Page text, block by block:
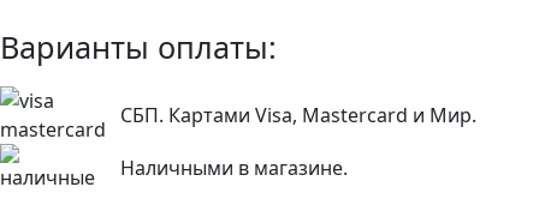
Варианты оплаты:
СБП. Картами Visa, Mastercard и Мир.
Наличными в магазине.